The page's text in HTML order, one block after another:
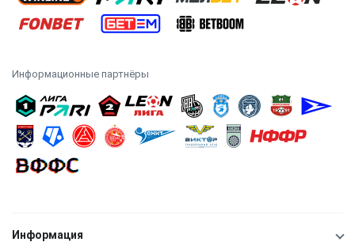
Информационные партнёры
Информация